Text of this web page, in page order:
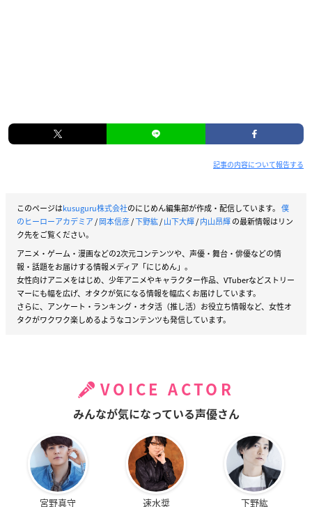
記事の内容について報告する
このページはkusuguru株式会社のにじめん編集部が作成・配信しています。 僕
のヒーローアカデミア/岡本信彦/下野紘/山下大輝/内山昂輝の最新情報はリン
ク先をご覧ください。
アニメ・ゲーム・漫画などの2次元コンテンツや、声優・舞台・俳優などの情
報・話題をお届けする情報メディア「にじめん」。
女性向けアニメをはじめ、少年アニメやキャラクター作品、VTuberなどストリー
マーにも幅を広げ、オタクが気になる情報を幅広くお届けしています。
さらに、アンケート・ランキング・オタ活（推し活）お役立ち情報など、女性オ
タクがワクワク楽しめるようなコンテンツも発信しています。
VOICE ACTOR
みんなが気になっている声優さん
宮野真守 速水奨 下野紘